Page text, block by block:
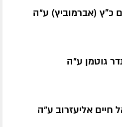
כ"ץ (אברמוביץ) ע״ה
גוטמן ע״ה
חיים אליעזרוב ע״ה